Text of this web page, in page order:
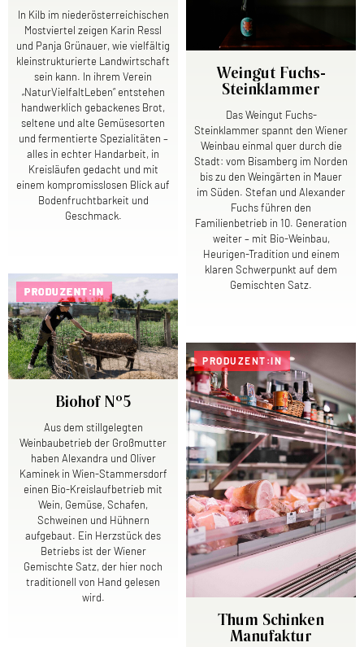
In Kilb im niederösterreichischen
Mostviertel zeigen Karin Ressl
und Panja Grünauer, wie vielfältig
kleinstrukturierte Landwirtschaft
sein kann. In ihrem Verein
„NaturVielfaltLeben“ entstehen
handwerklich gebackenes Brot,
seltene und alte Gemüsesorten
und fermentierte Spezialitäten –
alles in echter Handarbeit, in
Kreisläufen gedacht und mit
einem kompromisslosen Blick auf
Bodenfruchtbarkeit und
Geschmack.
Weingut Fuchs-
Steinklammer
Das Weingut Fuchs-
Steinklammer spannt den Wiener
Weinbau einmal quer durch die
Stadt: vom Bisamberg im Norden
bis zu den Weingärten in Mauer
im Süden. Stefan und Alexander
Fuchs führen den
Familienbetrieb in 10. Generation
weiter – mit Bio-Weinbau,
Heurigen-Tradition und einem
klaren Schwerpunkt auf dem
Gemischten Satz.
PRODUZENT:IN
Biohof N°5
Aus dem stillgelegten
Weinbaubetrieb der Großmutter
haben Alexandra und Oliver
Kaminek in Wien-Stammersdorf
einen Bio-Kreislaufbetrieb mit
Wein, Gemüse, Schafen,
Schweinen und Hühnern
aufgebaut. Ein Herzstück des
Betriebs ist der Wiener
Gemischte Satz, der hier noch
traditionell von Hand gelesen
wird.
PRODUZENT:IN
Thum Schinken
Manufaktur